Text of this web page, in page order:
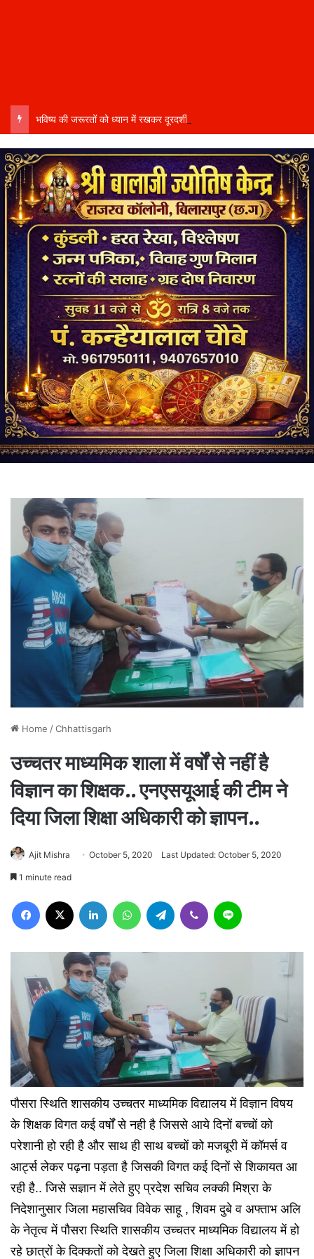
Home /Chhattisgarh
उच्चतर माध्यमिक शाला में वर्षों से नहीं है
विज्ञान का शिक्षक.. एनएसयूआई की टीम ने
दिया जिला शिक्षा अधिकारी को ज्ञापन..
Ajit Mishra October 5, 2020 Last Updated: October 5, 2020
1 minute read
Facebook LinkedIn WhatsAppTelegram Viber
पौसरा स्थिति शासकीय उच्चतर माध्यमिक विद्यालय में विज्ञान विषय
के शिक्षक विगत कई वर्षों से नही है जिससे आये दिनों बच्चों को
परेशानी हो रही है और साथ ही साथ बच्चों को मजबूरी में कॉमर्स व
आर्ट्स लेकर पढ़ना पड़ता है जिसकी विगत कई दिनों से शिकायत आ
रही है.. जिसे सज्ञान में लेते हुए प्रदेश सचिव लक्की मिश्रा के
निदेशानुसार जिला महासचिव विवेक साहू , शिवम दुबे व अफ्ताभ अलि
के नेतृत्व में पौसरा स्थिति शासकीय उच्चतर माध्यमिक विद्यालय में हो
रहे छात्रों के दिक्कतों को देखते हुए जिला शिक्षा अधिकारी को ज्ञापन